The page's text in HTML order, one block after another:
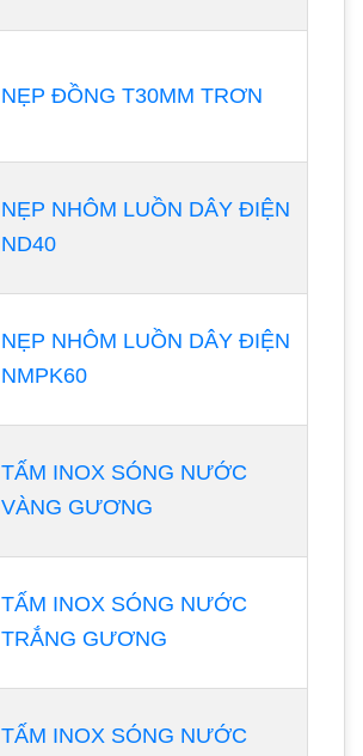
NẸP ĐỒNG T30MM TRƠN
NẸP NHÔM LUỒN DÂY ĐIỆN
ND40
NẸP NHÔM LUỒN DÂY ĐIỆN
NMPK60
TẤM INOX SÓNG NƯỚC
VÀNG GƯƠNG
TẤM INOX SÓNG NƯỚC
TRẮNG GƯƠNG
TẤM INOX SÓNG NƯỚC